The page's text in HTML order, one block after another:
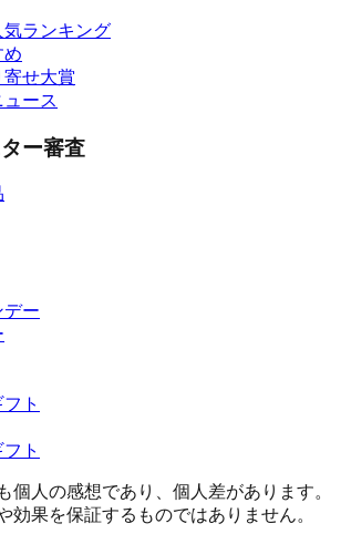
ランキング
め
せ大賞
ース
ー審査
デー
ト
ト
個人の感想であり、個人差があります。
効果を保証するものではありません。